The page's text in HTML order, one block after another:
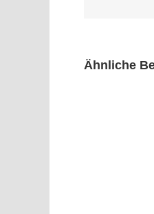
Ähnliche